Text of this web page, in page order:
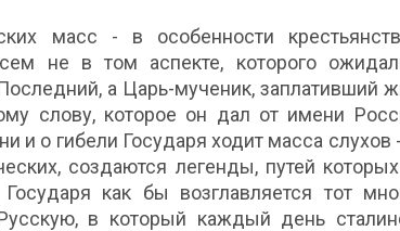
масс - в особенности
не в том аспекте, которого
а Царь-мученик, заплативший
слову, которое он дал от имени
и о гибели Государя ходит масса
создаются легенды, путей
как бы возглавляется тот
в который каждый день